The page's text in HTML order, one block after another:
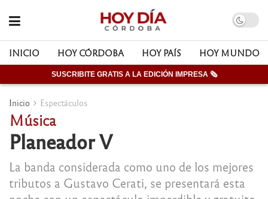
INICIO HOY CÓRDOBA HOY PAÍS HOY MUNDO
SUSCRIBITE GRATIS A LA EDICIÓN IMPRESA 🗞
Inicio Espectáculos
Música
Planeador V
La banda considerada como uno de los mejores
tributos a Gustavo Cerati, se presentará esta